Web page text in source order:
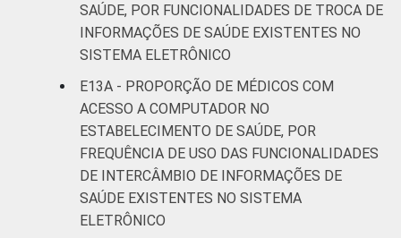
SAÚDE, POR FUNCIONALIDADES DE TROCA DE
INFORMAÇÕES DE SAÚDE EXISTENTES NO
SISTEMA ELETRÔNICO
E13A - PROPORÇÃO DE MÉDICOS COM
ACESSO A COMPUTADOR NO
ESTABELECIMENTO DE SAÚDE, POR
FREQUÊNCIA DE USO DAS FUNCIONALIDADES
DE INTERCÂMBIO DE INFORMAÇÕES DE
SAÚDE EXISTENTES NO SISTEMA
ELETRÔNICO